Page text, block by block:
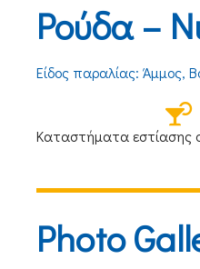
Ρούδα –
Είδος παραλίας: Άμμος,
Καταστήματα εστίασης
Photo